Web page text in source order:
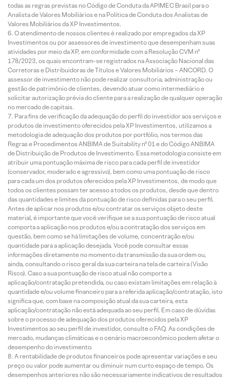
todas as regras previstas no Código de Conduta da APIMEC Brasil para o
Analista de Valores Mobiliários e na Política de Conduta dos Analistas de
Valores Mobiliários da XP Investimentos.
O atendimento de nossos clientes é realizado por empregados da XP
Investimentos ou por assessores de investimento que desempenham suas
atividades por meio da XP, em conformidade com a Resolução CVM nº
178/2023, os quais encontram-se registrados na Associação Nacional das
Corretoras e Distribuidoras de Títulos e Valores Mobiliários – ANCORD. O
assessor de investimento não pode realizar consultoria, administração ou
gestão de patrimônio de clientes, devendo atuar como intermediário e
solicitar autorização prévia do cliente para a realização de qualquer operação
no mercado de capitais.
Para fins de verificação da adequação do perfil do investidor aos serviços e
produtos de investimento oferecidos pela XP Investimentos, utilizamos a
metodologia de adequação dos produtos por portfólio, nos termos das
Regras e Procedimentos ANBIMA de Suitability nº 01 e do Código ANBIMA
de Distribuição de Produtos de Investimento. Essa metodologia consiste em
atribuir uma pontuação máxima de risco para cada perfil de investidor
(conservador, moderado e agressivo), bem como uma pontuação de risco
para cada um dos produtos oferecidos pela XP Investimentos, de modo que
todos os clientes possam ter acesso a todos os produtos, desde que dentro
das quantidades e limites da pontuação de risco definidas para o seu perfil.
Antes de aplicar nos produtos e/ou contratar os serviços objeto deste
material, é importante que você verifique se a sua pontuação de risco atual
comporta a aplicação nos produtos e/ou a contratação dos serviços em
questão, bem como se há limitações de volume, concentração e/ou
quantidade para a aplicação desejada. Você pode consultar essas
informações diretamente no momento da transmissão da sua ordem ou,
ainda, consultando o risco geral da sua carteira na tela de carteira (Visão
Risco). Caso a sua pontuação de risco atual não comporte a
aplicação/contratação pretendida, ou caso existam limitações em relação à
quantidade e/ou volume financeiro para a referida aplicação/contratação, isto
significa que, com base na composição atual da sua carteira, esta
aplicação/contratação não está adequada ao seu perfil. Em caso de dúvidas
sobre o processo de adequação dos produtos oferecidos pela XP
Investimentos ao seu perfil de investidor, consulte o FAQ. As condições de
mercado, mudanças climáticas e o cenário macroeconômico podem afetar o
desempenho do investimento.
A rentabilidade de produtos financeiros pode apresentar variações e seu
preço ou valor pode aumentar ou diminuir num curto espaço de tempo. Os
desempenhos anteriores não são necessariamente indicativos de resultados